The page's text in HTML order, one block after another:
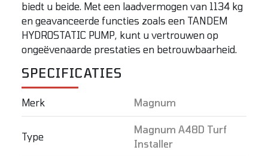
biedt u beide. Met een laadvermogen van 1134 kg
en geavanceerde functies zoals een TANDEM
HYDROSTATIC PUMP, kunt u vertrouwen op
ongeëvenaarde prestaties en betrouwbaarheid.
SPECIFICATIES
Merk Magnum
Type
Magnum A48D Turf
Installer